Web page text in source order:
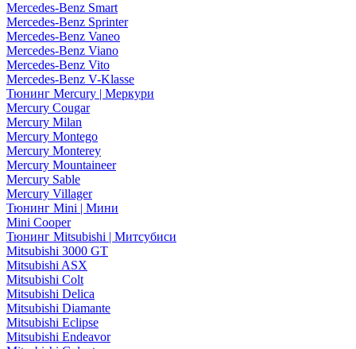
Mercedes-Benz Smart
Mercedes-Benz Sprinter
Mercedes-Benz Vaneo
Mercedes-Benz Viano
Mercedes-Benz Vito
Mercedes-Benz V-Klasse
Тюнинг Mercury | Меркури
Mercury Cougar
Mercury Milan
Mercury Montego
Mercury Monterey
Mercury Mountaineer
Mercury Sable
Mercury Villager
Тюнинг Mini | Мини
Mini Cooper
Тюнинг Mitsubishi | Митсубиси
Mitsubishi 3000 GT
Mitsubishi ASX
Mitsubishi Colt
Mitsubishi Delica
Mitsubishi Diamante
Mitsubishi Eclipse
Mitsubishi Endeavor